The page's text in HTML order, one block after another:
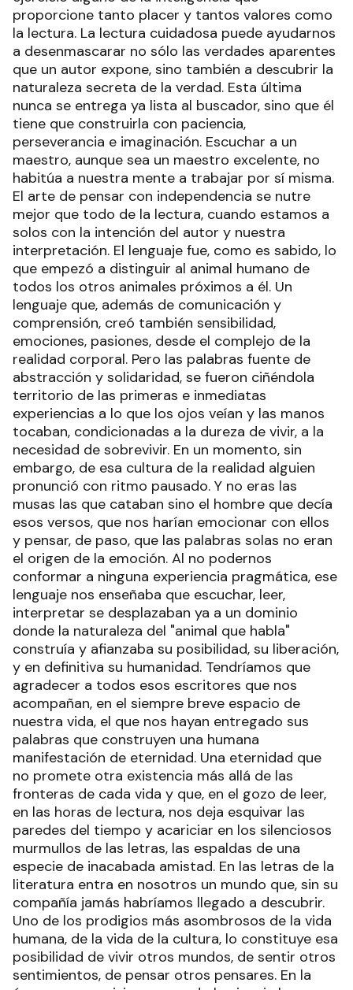
proporcione tanto placer y tantos valores como
la lectura. La lectura cuidadosa puede ayudarnos
a desenmascarar no sólo las verdades aparentes
que un autor expone, sino también a descubrir la
naturaleza secreta de la verdad. Esta última
nunca se entrega ya lista al buscador, sino que él
tiene que construirla con paciencia,
perseverancia e imaginación. Escuchar a un
maestro, aunque sea un maestro excelente, no
habitúa a nuestra mente a trabajar por sí misma.
El arte de pensar con independencia se nutre
mejor que todo de la lectura, cuando estamos a
solos con la intención del autor y nuestra
interpretación. El lenguaje fue, como es sabido, lo
que empezó a distinguir al animal humano de
todos los otros animales próximos a él. Un
lenguaje que, además de comunicación y
comprensión, creó también sensibilidad,
emociones, pasiones, desde el complejo de la
realidad corporal. Pero las palabras fuente de
abstracción y solidaridad, se fueron ciñéndola
territorio de las primeras e inmediatas
experiencias a lo que los ojos veían y las manos
tocaban, condicionadas a la dureza de vivir, a la
necesidad de sobrevivir. En un momento, sin
embargo, de esa cultura de la realidad alguien
pronunció con ritmo pausado. Y no eras las
musas las que cataban sino el hombre que decía
esos versos, que nos harían emocionar con ellos
y pensar, de paso, que las palabras solas no eran
el origen de la emoción. Al no podernos
conformar a ninguna experiencia pragmática, ese
lenguaje nos enseñaba que escuchar, leer,
interpretar se desplazaban ya a un dominio
donde la naturaleza del "animal que habla"
construía y afianzaba su posibilidad, su liberación,
y en definitiva su humanidad. Tendríamos que
agradecer a todos esos escritores que nos
acompañan, en el siempre breve espacio de
nuestra vida, el que nos hayan entregado sus
palabras que construyen una humana
manifestación de eternidad. Una eternidad que
no promete otra existencia más allá de las
fronteras de cada vida y que, en el gozo de leer,
en las horas de lectura, nos deja esquivar las
paredes del tiempo y acariciar en los silenciosos
murmullos de las letras, las espaldas de una
especie de inacabada amistad. En las letras de la
literatura entra en nosotros un mundo que, sin su
compañía jamás habríamos llegado a descubrir.
Uno de los prodigios más asombrosos de la vida
humana, de la vida de la cultura, lo constituye esa
posibilidad de vivir otros mundos, de sentir otros
sentimientos, de pensar otros pensares. En la